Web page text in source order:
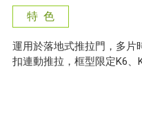
特 色
運用於落地式推拉門，多片
扣連動推拉，框型限定K6、